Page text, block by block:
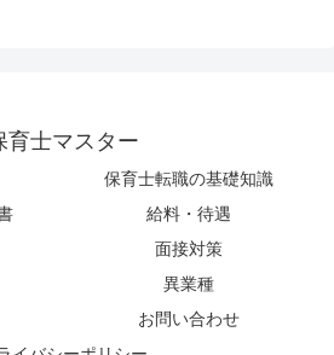
育士マスター
保育士転職の基礎知識
給料・待遇
面接対策
異業種
お問い合わせ